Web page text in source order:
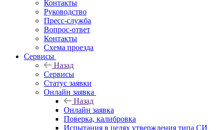
Контакты
Руководство
Пресс-служба
Вопрос-ответ
Контакты
Схема проезда
Сервисы
Назад
Сервисы
Статус заявки
Онлайн заявка
Назад
Онлайн заявка
Поверка, калибровка
Испытания в целях утверждения типа СИ